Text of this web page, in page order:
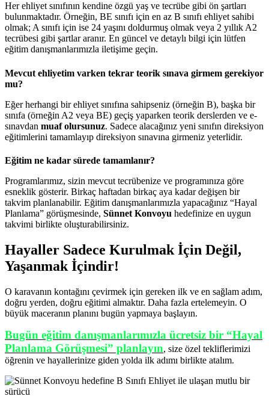
Her ehliyet sınıfının kendine özgü yaş ve tecrübe gibi ön şartları
bulunmaktadır. Örneğin, BE sınıfı için en az B sınıfı ehliyet sahibi
olmak; A sınıfı için ise 24 yaşını doldurmuş olmak veya 2 yıllık A2
tecrübesi gibi şartlar aranır. En güncel ve detaylı bilgi için lütfen
eğitim danışmanlarımızla iletişime geçin.
Mevcut ehliyetim varken tekrar teorik sınava girmem gerekiyor
mu?
Eğer herhangi bir ehliyet sınıfına sahipseniz (örneğin B), başka bir
sınıfa (örneğin A2 veya BE) geçiş yaparken teorik derslerden ve e-
sınavdan muaf olursunuz. Sadece alacağınız yeni sınıfın direksiyon
eğitimlerini tamamlayıp direksiyon sınavına girmeniz yeterlidir.
Eğitim ne kadar sürede tamamlanır?
Programlarımız, sizin mevcut tecrübenize ve programınıza göre
esneklik gösterir. Birkaç haftadan birkaç aya kadar değişen bir
takvim planlanabilir. Eğitim danışmanlarımızla yapacağınız “Hayal
Planlama” görüşmesinde, Sünnet Konvoyu hedefinize en uygun
takvimi birlikte oluşturabilirsiniz.
Hayaller Sadece Kurulmak İçin Değil,
Yaşanmak İçindir!
O karavanın kontağını çevirmek için gereken ilk ve en sağlam adım,
doğru yerden, doğru eğitimi almaktır. Daha fazla ertelemeyin. O
büyük maceranın planını bugün yapmaya başlayın.
Bugün eğitim danışmanlarımızla ücretsiz bir “Hayal
Planlama Görüşmesi” planlayın, size özel tekliflerimizi
öğrenin ve hayallerinize giden yolda ilk adımı birlikte atalım.